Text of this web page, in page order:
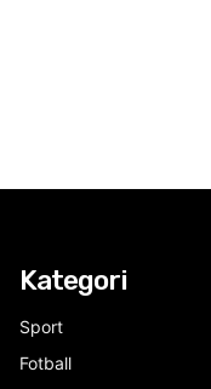
Kategori
Sport
Fotball